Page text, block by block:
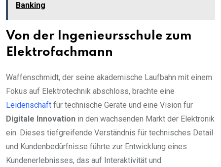
Banking
Von der Ingenieursschule zum
Elektrofachmann
Waffenschmidt, der seine akademische Laufbahn mit einem
Fokus auf Elektrotechnik abschloss, brachte eine
Leidenschaft für technische Geräte und eine Vision für
Digitale Innovation in den wachsenden Markt der Elektronik
ein. Dieses tiefgreifende Verständnis für technisches Detail
und Kundenbedürfnisse führte zur Entwicklung eines
Kundenerlebnisses, das auf Interaktivität und